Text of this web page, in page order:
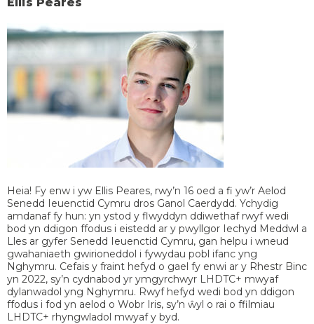
Heia! Fy enw i yw Ellis Peares, rwy’n 16 oed a fi yw’r Aelod
Senedd Ieuenctid Cymru dros Ganol Caerdydd. Ychydig
amdanaf fy hun: yn ystod y flwyddyn ddiwethaf rwyf wedi
bod yn ddigon ffodus i eistedd ar y pwyllgor Iechyd Meddwl a
Lles ar gyfer Senedd Ieuenctid Cymru, gan helpu i wneud
gwahaniaeth gwirioneddol i fywydau pobl ifanc yng
Nghymru. Cefais y fraint hefyd o gael fy enwi ar y Rhestr Binc
yn 2022, sy’n cydnabod yr ymgyrchwyr LHDTC+ mwyaf
dylanwadol yng Nghymru. Rwyf hefyd wedi bod yn ddigon
ffodus i fod yn aelod o Wobr Iris, sy’n ŵyl o rai o ffilmiau
LHDTC+ rhyngwladol mwyaf y byd.